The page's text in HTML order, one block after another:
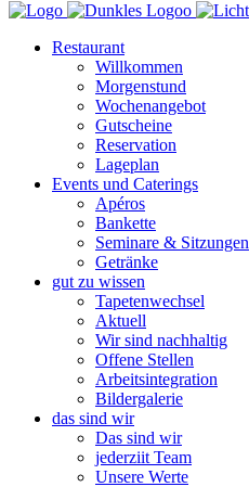
Restaurant
Willkommen
Morgenstund
Wochenangebot
Gutscheine
Reservation
Lageplan
Events und Caterings
Apéros
Bankette
Seminare & Sitzungen
Getränke
gut zu wissen
Tapetenwechsel
Aktuell
Wir sind nachhaltig
Offene Stellen
Arbeitsintegration
Bildergalerie
das sind wir
Das sind wir
jederziit Team
Unsere Werte